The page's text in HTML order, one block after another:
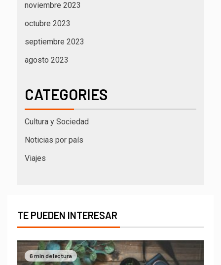
noviembre 2023
octubre 2023
septiembre 2023
agosto 2023
CATEGORIES
Cultura y Sociedad
Noticias por país
Viajes
TE PUEDEN INTERESAR
6 min de lectura